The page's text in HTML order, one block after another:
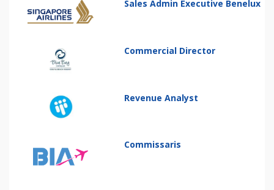
Sales Admin Executive Benelux
Commercial Director
Revenue Analyst
Commissaris